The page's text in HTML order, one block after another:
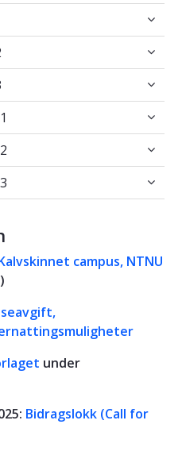
1
2
3
1
2
3
campus, NTNU
)
under
Bidragslokk (Call for